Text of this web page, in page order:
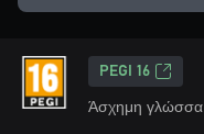
PEGI 16
Άσχημη γλώσσα